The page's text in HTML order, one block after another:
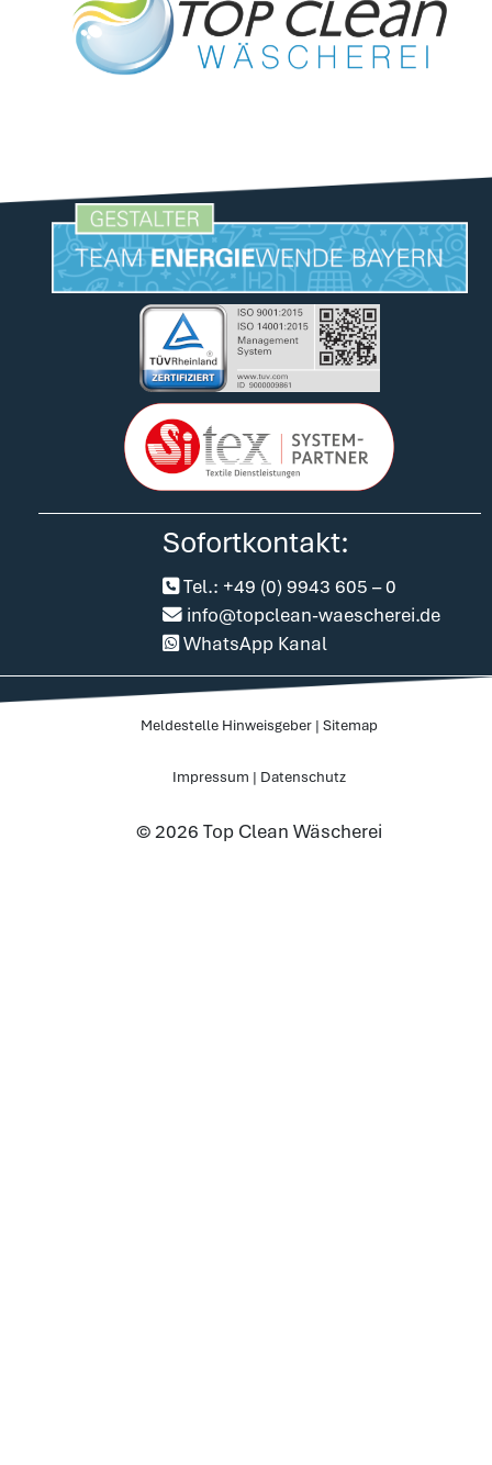
Sofortkontakt:
Tel.: +49 (0) 9943 605 – 0
info@topclean-waescherei.de
WhatsApp Kanal
© 2026 Top Clean Wäscherei
Meldestelle Hinweisgeber |Sitemap
Impressum | Datenschutz